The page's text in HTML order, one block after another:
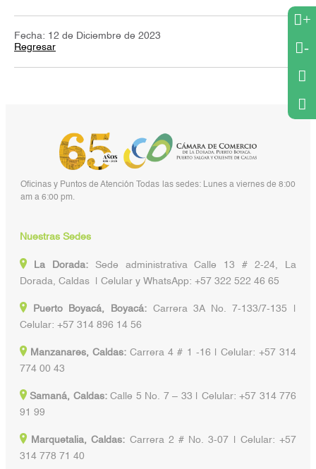
Fecha: 12 de Diciembre de 2023
Regresar
+
-
Oficinas y Puntos de Atención Todas las sedes: Lunes a viernes de 8:00
am a 6:00 pm.
Nuestras Sedes
La Dorada:Sede administrativa Calle 13 # 2-24, La
Dorada, Caldas | Celular y WhatsApp: +57 322 522 46 65
Puerto Boyacá, Boyacá:Carrera 3A No. 7-133/7-135 |
Celular: +57 314 896 14 56
Manzanares, Caldas: Carrera 4 # 1 -16 | Celular: +57 314
774 00 43
Samaná, Caldas:Calle 5 No. 7 – 33 | Celular: +57 314 776
91 99
Marquetalia, Caldas: Carrera 2 # No. 3-07 | Celular: +57
314 778 71 40